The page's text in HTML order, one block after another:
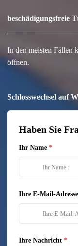
beschädigungsfreie
In den meisten Fällen
öffnen.
Schlosswechsel auf
Haben Sie
Ihr Name
Ihre E-Mail-Adresse
Ihre Nachricht